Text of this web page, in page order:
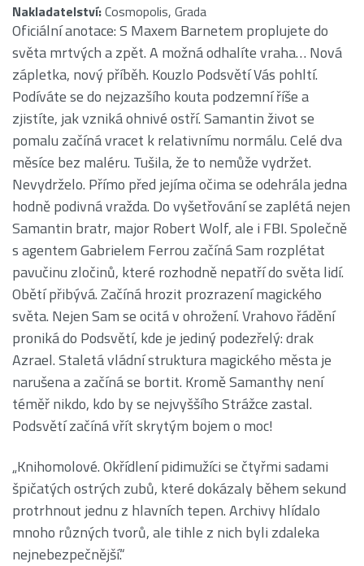
Nakladatelství:Cosmopolis, Grada
Oficiální anotace: S Maxem Barnetem proplujete do
světa mrtvých a zpět. A možná odhalíte vraha… Nová
zápletka, nový příběh. Kouzlo Podsvětí Vás pohltí.
Podíváte se do nejzazšího kouta podzemní říše a
zjistíte, jak vzniká ohnivé ostří. Samantin život se
pomalu začíná vracet k relativnímu normálu. Celé dva
měsíce bez maléru. Tušila, že to nemůže vydržet.
Nevydrželo. Přímo před jejíma očima se odehrála jedna
hodně podivná vražda. Do vyšetřování se zaplétá nejen
Samantin bratr, major Robert Wolf, ale i FBI. Společně
s agentem Gabrielem Ferrou začíná Sam rozplétat
pavučinu zločinů, které rozhodně nepatří do světa lidí.
Obětí přibývá. Začíná hrozit prozrazení magického
světa. Nejen Sam se ocitá v ohrožení. Vrahovo řádění
proniká do Podsvětí, kde je jediný podezřelý: drak
Azrael. Staletá vládní struktura magického města je
narušena a začíná se bortit. Kromě Samanthy není
téměř nikdo, kdo by se nejvyššího Strážce zastal.
Podsvětí začíná vřít skrytým bojem o moc!
„Knihomolové. Okřídlení pidimužíci se čtyřmi sadami
špičatých ostrých zubů, které dokázaly během sekund
protrhnout jednu z hlavních tepen. Archivy hlídalo
mnoho různých tvorů, ale tihle z nich byli zdaleka
nejnebezpečnější.“